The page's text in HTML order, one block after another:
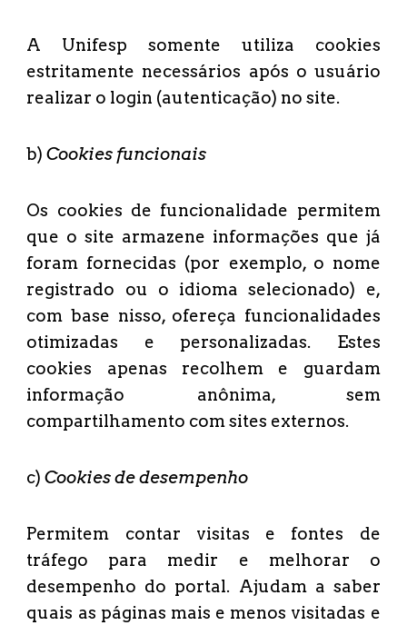
A Unifesp somente utiliza cookies
estritamente necessários após o usuário
realizar o login (autenticação) no site.
b)Cookies funcionais
Os cookies de funcionalidade permitem
que o site armazene informações que já
foram fornecidas (por exemplo, o nome
registrado ou o idioma selecionado) e,
com base nisso, ofereça funcionalidades
otimizadas e personalizadas. Estes
cookies apenas recolhem e guardam
informação anônima, sem
compartilhamento com sites externos.
c)Cookies de desempenho
Permitem contar visitas e fontes de
tráfego para medir e melhorar o
desempenho do portal. Ajudam a saber
quais as páginas mais e menos visitadas e